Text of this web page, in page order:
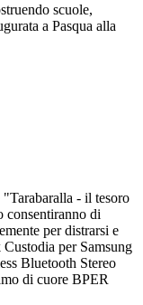
scuole,
a Pasqua alla
- il tesoro
consentiranno di
per distrarsi e
per Samsung
Bluetooth Stereo
di cuore BPER